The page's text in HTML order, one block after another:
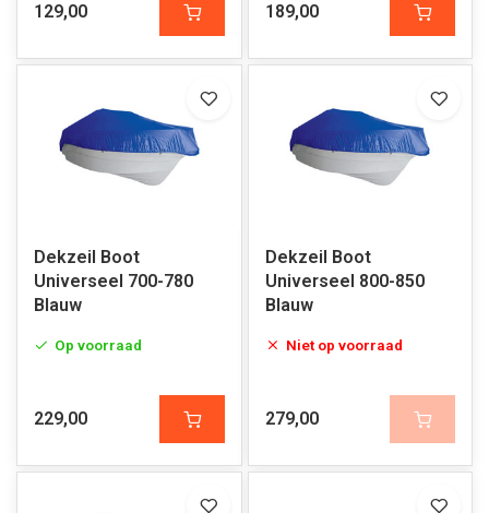
129,00 189,00
Dekzeil Boot
Universeel 700-780
Blauw
Op voorraad
229,00
Dekzeil Boot
Universeel 800-850
Blauw
Niet op voorraad
279,00